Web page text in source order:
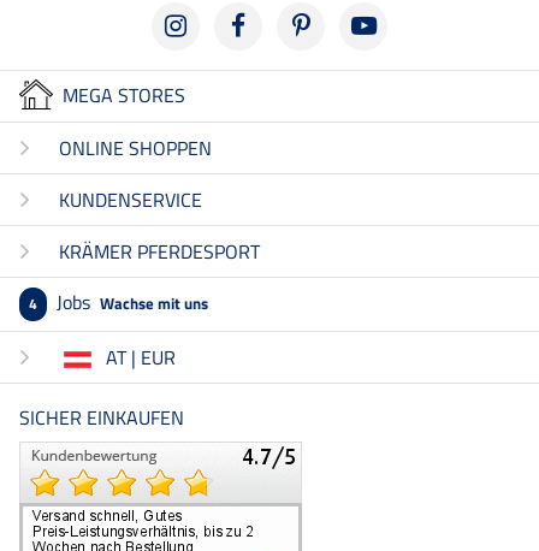
MEGA STORES
ONLINE SHOPPEN
KUNDENSERVICE
KRÄMER PFERDESPORT
4 Jobs Wachse mit uns
AT | EUR
SICHER EINKAUFEN